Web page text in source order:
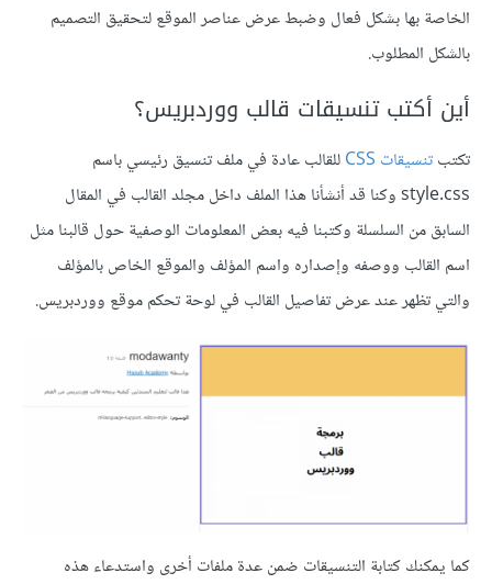
الخاصة بها بشكل فعال وضبط عرض عناصر الموقع لتحقيق التصميم
بالشكل المطلوب.
أين أكتب تنسيقات قالب ووردبريس؟
تكتبتنسيقات CSS
للقالب عادة في ملف تنسيق رئيسي باسم
style.css وكنا قد أنشأنا هذا الملف داخل مجلد القالب في المقال
السابق من السلسلة وكتبنا فيه بعض المعلومات الوصفية حول قالبنا مثل
اسم القالب ووصفه وإصداره واسم المؤلف والموقع الخاص بالمؤلف
والتي تظهر عند عرض تفاصيل القالب في لوحة تحكم موقع ووردبريس.
كما يمكنك كتابة التنسيقات ضمن عدة ملفات أخرى واستدعاء هذه